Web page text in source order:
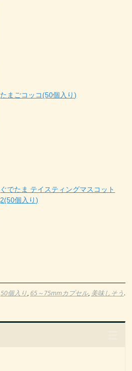
たまごコッコ(50個入り)
ぐでたま テイスティングマスコット
2(50個入り)
50個入り 65～75mmカプセル, 美味しそう.